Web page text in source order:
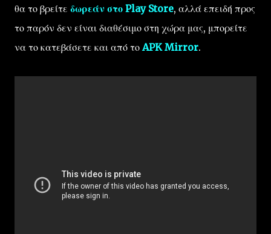
θα το βρείτε δωρεάν στο Play Store, αλλά επειδή προς
το παρόν δεν είναι διαθέσιμο στη χώρα μας, μπορείτε
να το κατεβάσετε και από τοAPK Mirror.